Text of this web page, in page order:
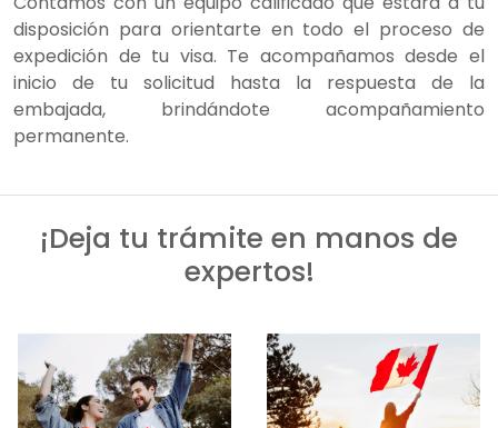
disposición para orientarte en todo el proceso de
expedición de tu visa. Te acompañamos desde el
inicio de tu solicitud hasta la respuesta de la
embajada, brindándote acompañamiento
permanente.
¡Deja tu trámite en manos de
expertos!